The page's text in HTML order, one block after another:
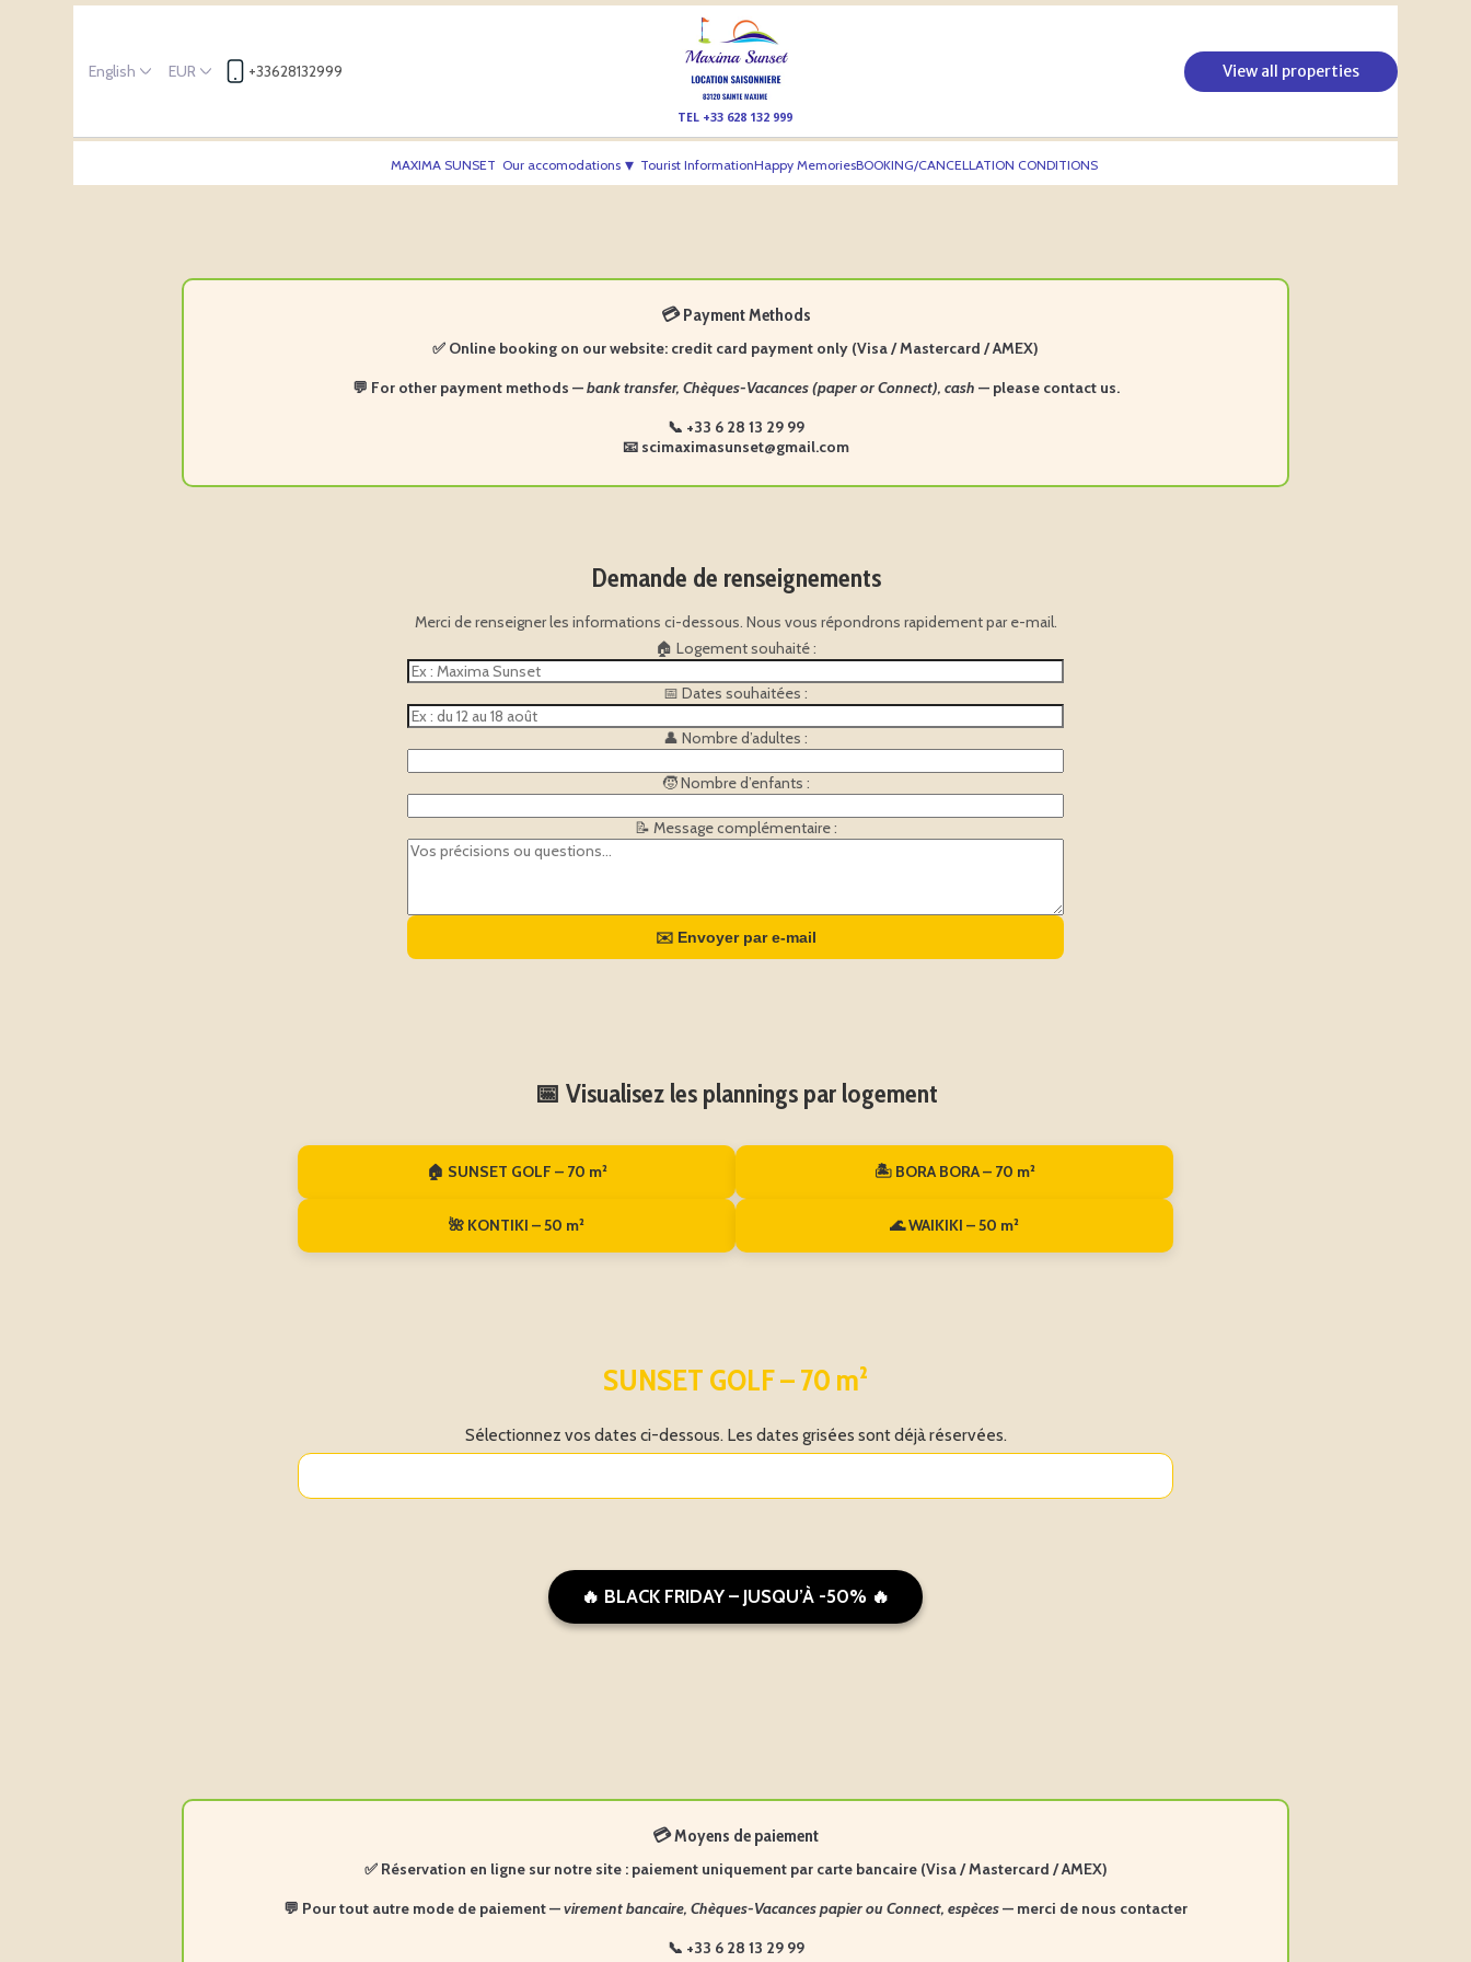
English EUR +33628132999
TEL +33 628 132 999
View all properties
MAXIMA SUNSET Our accomodations ▾ Tourist InformationHappy MemoriesBOOKING/CANCELLATION CONDITIONS
💳 Payment Methods
✅ Online booking on our website: credit card payment only (Visa / Mastercard / AMEX)
💬 For other payment methods —bank transfer, Chèques-Vacances (paper or Connect), cash — please contact us.
📞 +33 6 28 13 29 99
📧 scimaximasunset@gmail.com
Demande de renseignements
Merci de renseigner les informations ci-dessous. Nous vous répondrons rapidement par e-mail.
🏠 Logement souhaité :
📅 Dates souhaitées :
👤 Nombre d’adultes :
🧒 Nombre d’enfants :
📝 Message complémentaire :
✉️ Envoyer par e-mail
📅 Visualisez les plannings par logement
🏠 SUNSET GOLF – 70 m² 🏝️ BORA BORA – 70 m²
🌺 KONTIKI – 50 m² 🌊 WAIKIKI – 50 m²
SUNSET GOLF – 70 m²
Sélectionnez vos dates ci-dessous. Les dates grisées sont déjà réservées.
🔥 BLACK FRIDAY – JUSQU’À -50% 🔥
💳 Moyens de paiement
✅ Réservation en ligne sur notre site : paiement uniquement par carte bancaire (Visa / Mastercard / AMEX)
💬 Pour tout autre mode de paiement —virement bancaire, Chèques-Vacances papier ou Connect, espèces— merci de nous contacter
📞 +33 6 28 13 29 99